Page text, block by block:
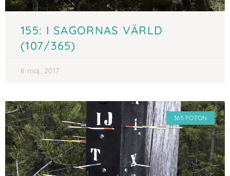
155: I SAGORNAS VÄRLD
(107/365)
8 maj, 2017
365 FOTON